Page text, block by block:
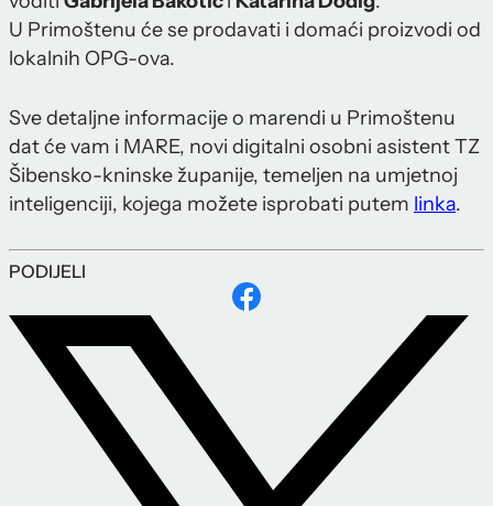
U Primoštenu će se prodavati i domaći proizvodi od
lokalnih OPG-ova.
Sve detaljne informacije o marendi u Primoštenu
dat će vam i MARE, novi digitalni osobni asistent TZ
Šibensko-kninske županije, temeljen na umjetnoj
inteligenciji, kojega možete isprobati putem linka.
PODIJELI